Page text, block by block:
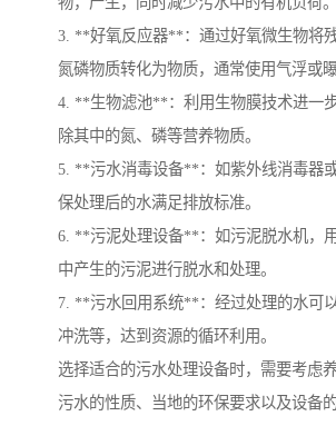
3. **好氧反应器**：通过好氧微生物将
氮磷物质转化为物质，通常使用气浮或曝
4. **生物滤池**：利用生物膜技术进一
除其中的氮、磷等营养物质。
5. **污水消毒设备**：如紫外线消毒器
保处理后的水满足排放标准。
6. **污泥处理设备**：如污泥脱水机，
中产生的污泥进行脱水和处理。
7. **污水回用系统**：经过处理的水可
冲洗等，达到资源的循环利用。
选择适合的污水处理设备时，需要考虑
污水的性质、当地的环保要求以及设备